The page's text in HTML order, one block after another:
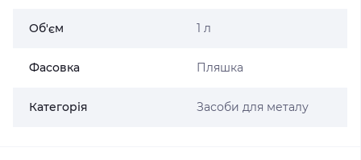
Об'єм 1 л
Фасовка Пляшка
Категорія Засоби для металу